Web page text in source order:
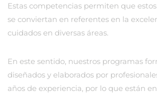
Estas competencias permiten que
se conviertan en referentes en la
cuidados en diversas áreas.
En este sentido, nuestros programas
diseñados y elaborados por
años de experiencia, por lo que están